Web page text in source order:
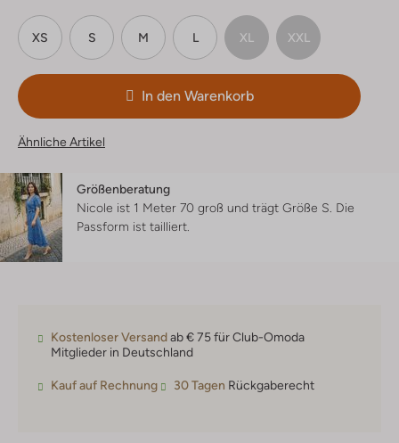
XS S M L XL XXL
In den Warenkorb
Ähnliche Artikel
Größenberatung
Nicole ist 1 Meter 70 groß und trägt Größe S. Die
Passform ist tailliert
Kostenloser Versandab € 75 für Club-Omoda
Mitglieder in Deutschland
Kauf auf Rechnung 30 Tagen Rückgaberecht